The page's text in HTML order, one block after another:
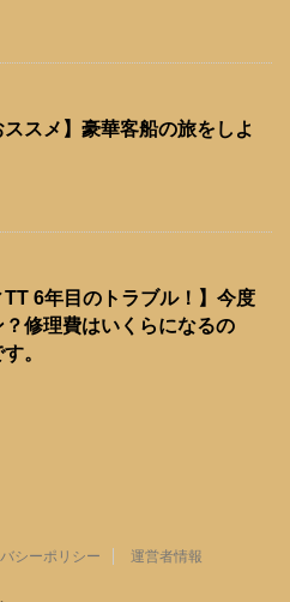
ススメ】豪華客船の旅をしよ
TT 6年目のトラブル！】今度
？修理費はいくらになるの
。
シーポリシー 運営者情報